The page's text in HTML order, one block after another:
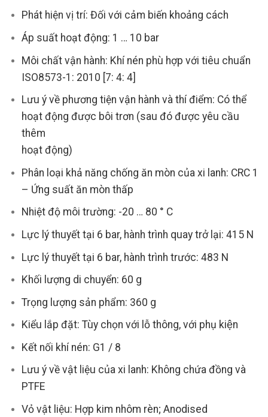
Phát hiện vị trí: Đối với cảm biến khoảng cách
Áp suất hoạt động: 1 … 10 bar
Môi chất vận hành: Khí nén phù hợp với tiêu chuẩn
ISO8573-1: 2010 [7: 4: 4]
Lưu ý về phương tiện vận hành và thí điểm: Có thể
hoạt động được bôi trơn (sau đó được yêu cầu
thêm
hoạt động)
Phân loại khả năng chống ăn mòn của xi lanh: CRC 1
– Ứng suất ăn mòn thấp
Nhiệt độ môi trường: -20 … 80 ° C
Lực lý thuyết tại 6 bar, hành trình quay trở lại: 415 N
Lực lý thuyết tại 6 bar, hành trình trước: 483 N
Khối lượng di chuyển: 60 g
Trọng lượng sản phẩm: 360 g
Kiểu lắp đặt: Tùy chọn với lỗ thông, với phụ kiện
Kết nối khí nén: G1 / 8
Lưu ý về vật liệu của xi lanh: Không chứa đồng và
PTFE
Vỏ vật liệu: Hợp kim nhôm rèn; Anodised